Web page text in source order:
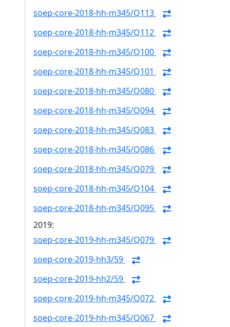
soep-core-2018-hh-m345/Q113
soep-core-2018-hh-m345/Q112
soep-core-2018-hh-m345/Q100
soep-core-2018-hh-m345/Q101
soep-core-2018-hh-m345/Q080
soep-core-2018-hh-m345/Q094
soep-core-2018-hh-m345/Q083
soep-core-2018-hh-m345/Q086
soep-core-2018-hh-m345/Q079
soep-core-2018-hh-m345/Q104
soep-core-2018-hh-m345/Q095
2019:
soep-core-2019-hh-m345/Q079
soep-core-2019-hh3/59
soep-core-2019-hh2/59
soep-core-2019-hh-m345/Q072
soep-core-2019-hh-m345/Q067